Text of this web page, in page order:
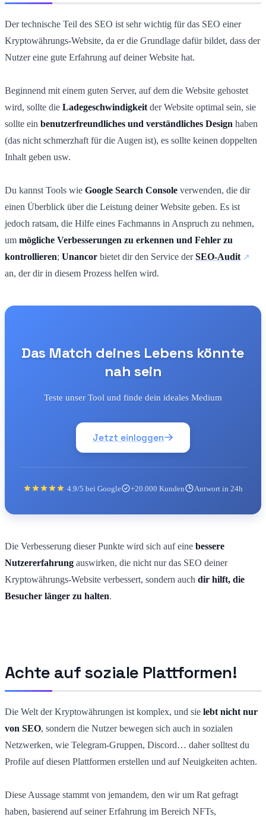
Der technische Teil des SEO ist sehr wichtig für das SEO einer
Kryptowährungs-Website, da er die Grundlage dafür bildet, dass der
Nutzer eine gute Erfahrung auf deiner Website hat.
Beginnend mit einem guten Server, auf dem die Website gehostet
wird, sollte die Ladegeschwindigkeit der Website optimal sein, sie
sollte ein benutzerfreundliches und verständliches Design haben
(das nicht schmerzhaft für die Augen ist), es sollte keinen doppelten
Inhalt geben usw.
Du kannst Tools wie Google Search Console verwenden, die dir
einen Überblick über die Leistung deiner Website geben. Es ist
jedoch ratsam, die Hilfe eines Fachmanns in Anspruch zu nehmen,
um mögliche Verbesserungen zu erkennen und Fehler zu
kontrollieren; Unancor bietet dir den Service derSEO-Audit
an, der dir in diesem Prozess helfen wird.
Das Match deines Lebens könnte
nah sein
Teste unser Tool und finde dein ideales Medium
Jetzt einloggen
4.9/5 bei Google +20.000 Kunden Antwort in 24h
Die Verbesserung dieser Punkte wird sich auf eine bessere
Nutzererfahrung auswirken, die nicht nur das SEO deiner
Kryptowährungs-Website verbessert, sondern auch dir hilft, die
Besucher länger zu halten.
Achte auf soziale Plattformen!
Die Welt der Kryptowährungen ist komplex, und sie lebt nicht nur
von SEO, sondern die Nutzer bewegen sich auch in sozialen
Netzwerken, wie Telegram-Gruppen, Discord… daher solltest du
Profile auf diesen Plattformen erstellen und auf Neuigkeiten achten.
Diese Aussage stammt von jemandem, den wir um Rat gefragt
haben, basierend auf seiner Erfahrung im Bereich NFTs,